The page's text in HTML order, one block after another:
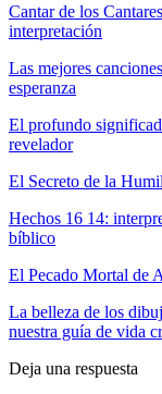
Cantar de los
interpretación
Las mejores
esperanza
El profundo
revelador
El Secreto de la
Hechos 16 14:
bíblico
El Pecado Mortal de
La belleza de los
nuestra guía de vida
Deja una respuesta